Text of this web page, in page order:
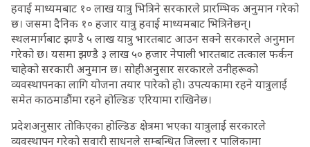
हवाई माध्यमबाट १० लाख यात्रु भित्रिने सरकारले प्रारम्भिक अनुमान गरेको
छ। जसमा दैनिक १० हजार यात्रु हवाई माध्यमबाट भित्रिनेछन्।
स्थलमार्गबाट झण्डै ५ लाख यात्रु भारतबाट आउन सक्ने सरकारले अनुमान
गरेको छ। यसमा झण्डै ३ लाख ५० हजार नेपाली भारतबाट तत्काल फर्कन
चाहेको सरकारी अनुमान छ। सोहीअनुसार सरकारले उनीहरूको
व्यवस्थापनका लागि योजना तयार पारेको हो। उपत्यकामा रहने यात्रुलाई
समेत काठमाडौंमा रहने होल्डिङ एरियामा राखिनेछ।
प्रदेशअनुसार तोकिएका होल्डिङ क्षेत्रमा भएका यात्रुलाई सरकारले
व्यवस्थापन गरेको सवारी साधनले सम्बन्धित जिल्ला र पालिकामा